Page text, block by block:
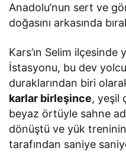
Anadolu’nun sert ve
doğasını arkasında
Kars’ın Selim
İstasyonu, bu dev
duraklarından biri
karlar birleşince, yeşil
beyaz örtüyle sahne
dönüştü ve yük
tarafından saniye